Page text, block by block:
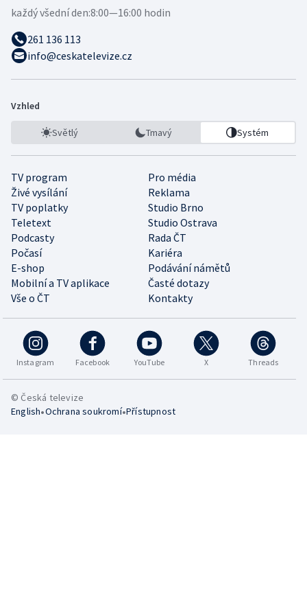
každý všední den:8:00—16:00 hodin
261 136 113
info@ceskatelevize.cz
Vzhled
Světlý Tmavý Systém
TV program
Pro média
Živé vysílání
Reklama
TV poplatky
Studio Brno
Teletext
Studio Ostrava
Podcasty
Rada ČT
Počasí
Kariéra
E-shop
Podávání námětů
Mobilní a TV aplikace
Časté dotazy
Vše o ČT
Kontakty
Instagram Facebook YouTube X Threads
© Česká televize
English•Ochrana soukromí•Přístupnost